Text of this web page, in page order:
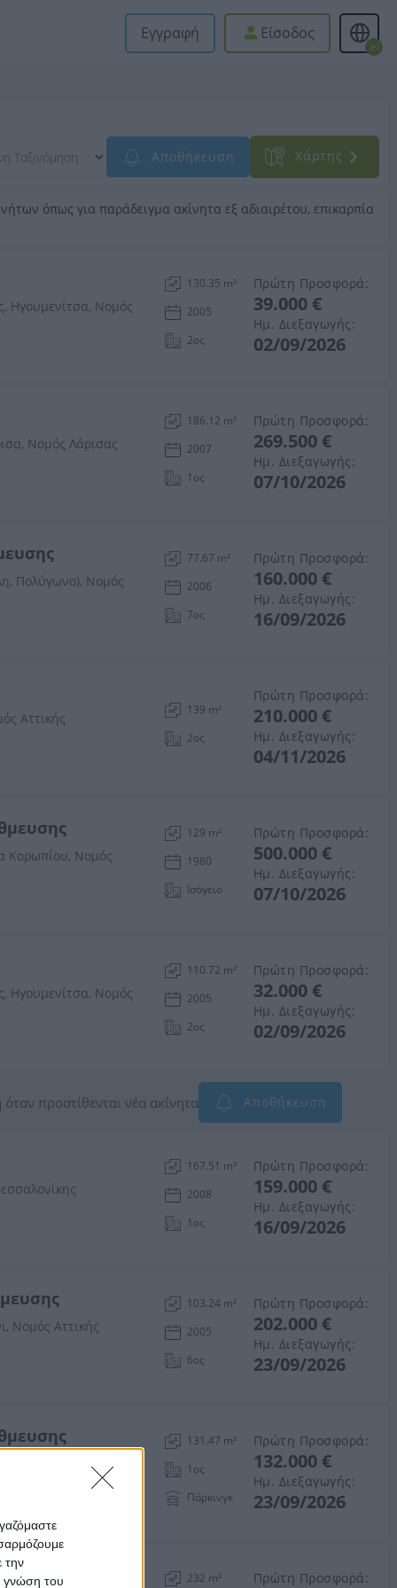
την
γνώση του
Εγγραφή Είσοδος
el
Αποθήκευση Xάρτης
όπως για παράδειγμα ακίνητα εξ αδιαιρέτου, επικαρπία
Ηγουμενίτσα, Νομός
130.35 m²
2005
2ος
Πρώτη Προσφορά:
39.000 €
Ημ. Διεξαγωγής:
02/09/2026
Νομός Λάρισας
186.12 m²
2007
1ος
Πρώτη Προσφορά:
269.500 €
Ημ. Διεξαγωγής:
07/10/2026
Πολύγωνο), Νομός
77.67 m²
2006
7ος
Πρώτη Προσφορά:
160.000 €
Ημ. Διεξαγωγής:
16/09/2026
Αττικής
139 m²
2ος
Πρώτη Προσφορά:
210.000 €
Ημ. Διεξαγωγής:
04/11/2026
Κορωπίου, Νομός
129 m²
1980
Ισόγειο
Πρώτη Προσφορά:
500.000 €
Ημ. Διεξαγωγής:
07/10/2026
Ηγουμενίτσα, Νομός
110.72 m²
2005
2ος
Πρώτη Προσφορά:
32.000 €
Ημ. Διεξαγωγής:
02/09/2026
προστίθενται νέα ακίνητα Αποθήκευση
167.51 m²
2008
1ος
Πρώτη Προσφορά:
159.000 €
Ημ. Διεξαγωγής:
16/09/2026
Νομός Αττικής
103.24 m²
2005
6ος
Πρώτη Προσφορά:
202.000 €
Ημ. Διεξαγωγής:
23/09/2026
και Ιθάκης
131.47 m²
1ος
Πάρκινγκ
Πρώτη Προσφορά:
132.000 €
Ημ. Διεξαγωγής:
23/09/2026
232 m²
Πρώτη Προσφορά: